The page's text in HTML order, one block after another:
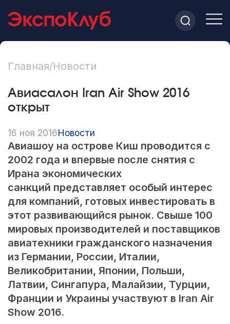
Главная/Новости
Авиасалон Iran Air Show 2016
открыт
16 ноя 2016Новости
Авиашоу на острове Киш проводится с
2002 года и впервые после снятия с
Ирана экономических
санкций представляет особый интерес
для компаний, готовых инвестировать в
этот развивающийся рынок. Свыше 100
мировых производителей и поставщиков
авиатехники гражданского назначения
из Германии, России, Италии,
Великобритании, Японии, Польши,
Латвии, Сингапура, Малайзии, Турции,
Франции и Украины участвуют в Iran Air
Show 2016.